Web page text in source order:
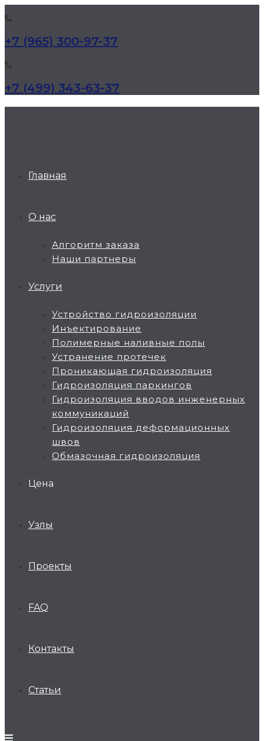
+7 (965) 300-97-37
+7 (499) 343-63-37
Главная
О нас
Алгоритм заказа
Наши партнеры
Услуги
Устройство гидроизоляции
Инъектирование
Полимерные наливные полы
Устранение протечек
Проникающая гидроизоляция
Гидроизоляция паркингов
Гидроизоляция вводов инженерных
коммуникаций
Гидроизоляция деформационных
швов
Обмазочная гидроизоляция
Цена
Узлы
Проекты
FAQ
Контакты
Статьи